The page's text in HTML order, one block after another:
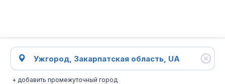
+ добавить промежуточный город